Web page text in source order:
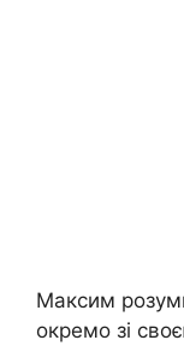
Максим
окремо зі